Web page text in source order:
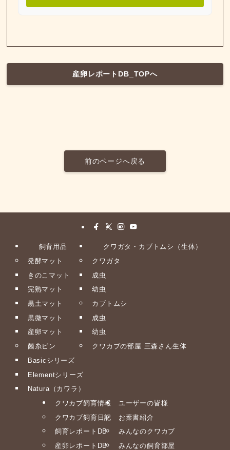
産卵レポートDB_TOPへ
前のページへ戻る
飼育用品
発酵マット
きのこマット
完熟マット
黒土マット
黒微マット
産卵マット
菌糸ビン
Basicシリーズ
Elementシリーズ
Natura（カワラ）
クワガタ・カブトムシ（生体）
クワガタ
成虫
幼虫
カブトムシ
成虫
幼虫
クワカブの部屋 三森さん生体
クワカブ飼育情報
クワカブ飼育日記
飼育レポートDB
産卵レポートDB
ユーザーの皆様
お葉書紹介
みんなのクワカブ
みんなの飼育部屋